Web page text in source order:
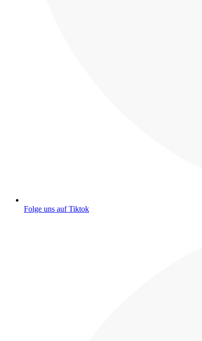
Folge uns auf Tiktok